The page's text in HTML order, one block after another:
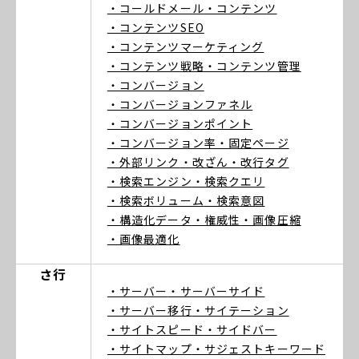
・コールドメール ・コンテンツ
・コンテンツSEO
・コンテンツマーケティング
・コンテンツ戦略 ・コンテンツ管理
・コンバージョン
・コンバージョンファネル
・コンバージョンポイント
・コンバージョン率 ・固定ページ
・外部リンク ・改ざん ・改行タグ
・検索エンジン ・検索クエリ
・検索ボリューム ・検索意図
・構造化データ ・権威性 ・画像圧縮
・画像最適化
さ行
・サーバー ・サーバーサイド
・サーバー移行 ・サイテーション
・サイトスピード ・サイドバー
・サイトマップ ・サジェストキーワード